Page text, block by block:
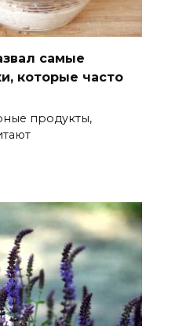
самые
которые часто
продукты,